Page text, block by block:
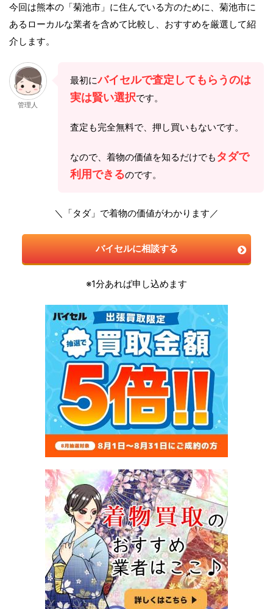
今回は熊本の「菊池市」に住んでいる方のために、菊池市に
あるローカルな業者を含めて比較し、おすすめを厳選して紹
介します。
管理人
最初にバイセルで査定してもらうのは
実は賢い選択です。
査定も完全無料で、押し買いもないです。
なので、着物の価値を知るだけでも タダで
利用できるのです。
＼「タダ」で着物の価値がわかります／
バイセルに相談する
※1分あれば申し込めます